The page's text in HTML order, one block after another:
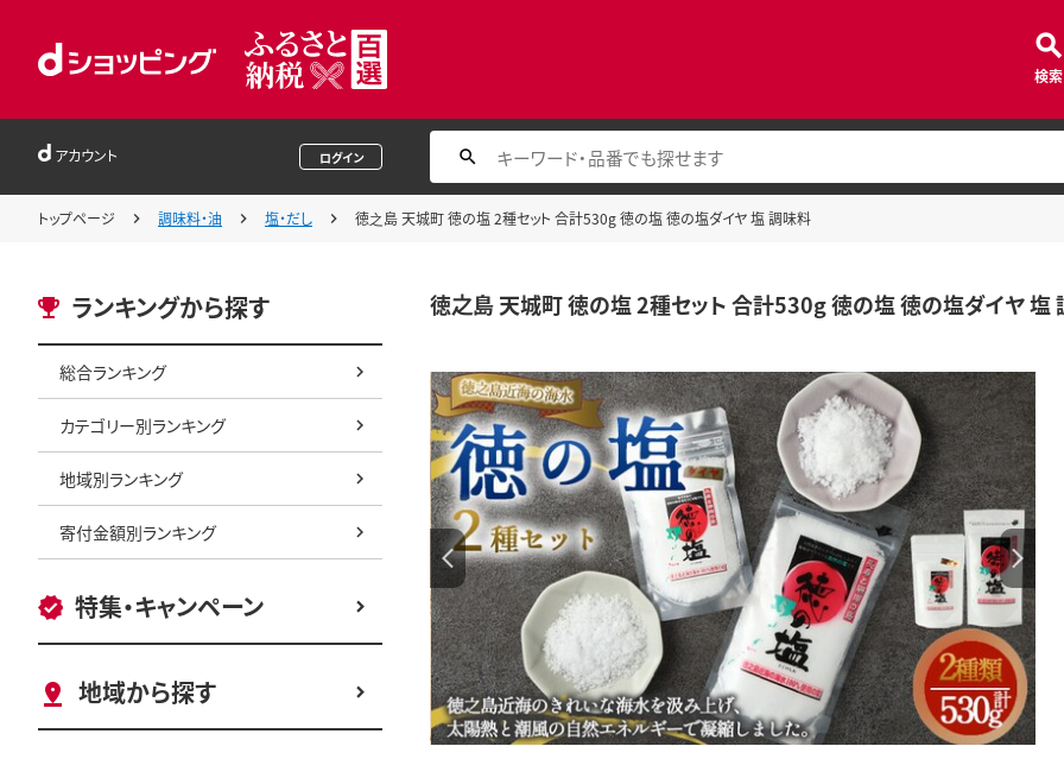
検索
アカウント ログイン
トップページ 調味料・油 塩・だし 徳之島 天城町 徳の塩 2種セット 合計530g 徳の塩 徳の塩ダイヤ 塩 調味料
ランキングから探す
総合ランキング
カテゴリー別ランキング
地域別ランキング
寄付金額別ランキング
特集・キャンペーン
地域から探す
徳之島 天城町 徳の塩 2種セット 合計530g 徳の塩 徳の塩ダイヤ 塩